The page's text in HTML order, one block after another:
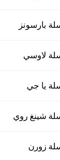
بارسونز
لاوسي
يا جي
شينغ روي
زورن